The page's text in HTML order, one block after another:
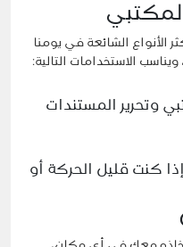
الأنواع الشائعة في يومنا
الاستخدامات التالية:
وتحرير المستندات
كنت قليل الحركة أو